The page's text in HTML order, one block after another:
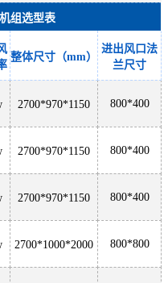
组选型表
整体尺寸（mm）
进出风口法
兰尺寸
2700*970*1150 800*400
2700*970*1150 800*400
2700*970*1150 800*400
2700*1000*2000 800*800